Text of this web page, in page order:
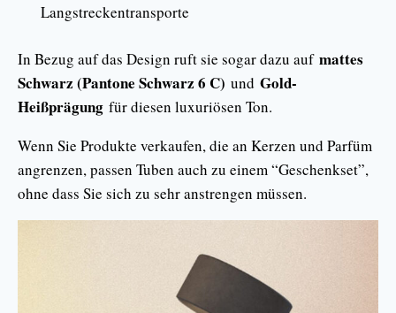
Langstreckentransporte
In Bezug auf das Design ruft sie sogar dazu auf mattes
Schwarz (Pantone Schwarz 6 C) und Gold-
Heißprägung für diesen luxuriösen Ton.
Wenn Sie Produkte verkaufen, die an Kerzen und Parfüm
angrenzen, passen Tuben auch zu einem “Geschenkset”,
ohne dass Sie sich zu sehr anstrengen müssen.